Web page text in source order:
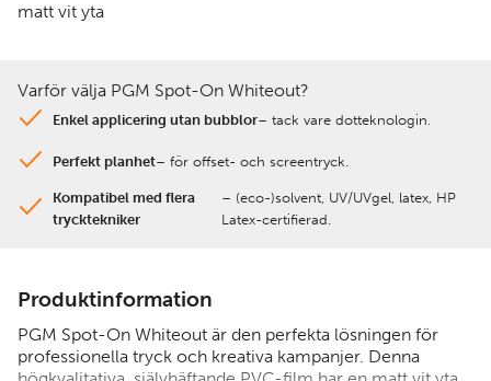
matt vit yta
Varför välja PGM Spot-On Whiteout?
Enkel applicering utan bubblor– tack vare dotteknologin.
Perfekt planhet– för offset- och screentryck.
Kompatibel med flera
trycktekniker
– (eco-)solvent, UV/UVgel, latex, HP
Latex-certifierad.
Produktinformation
PGM Spot-On Whiteout är den perfekta lösningen för
professionella tryck och kreativa kampanjer. Denna